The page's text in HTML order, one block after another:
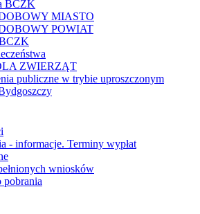
BCZK
MIASTO
POWIAT
ZWIERZĄT
publiczne w trybie uproszczonym
- informacje. Terminy wypłat
wniosków